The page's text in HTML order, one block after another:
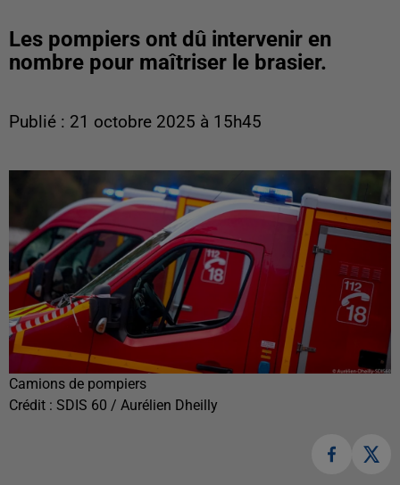
Les pompiers ont dû intervenir en
nombre pour maîtriser le brasier.
Publié : 21 octobre 2025 à 15h45
Camions de pompiers
Crédit : SDIS 60 / Aurélien Dheilly